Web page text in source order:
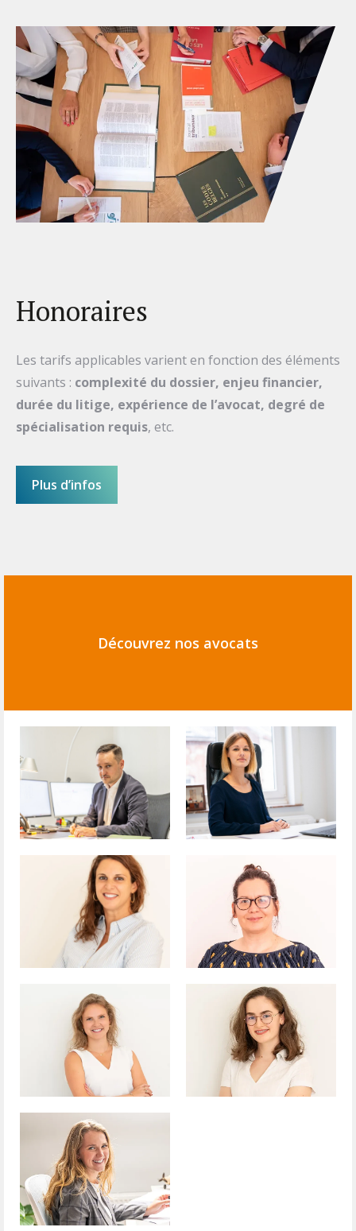
Honoraires
Les tarifs applicables varient en fonction des éléments
suivants : complexité du dossier, enjeu financier,
durée du litige, expérience de l’avocat, degré de
spécialisation requis, etc.
Plus d’infos
Découvrez nos avocats